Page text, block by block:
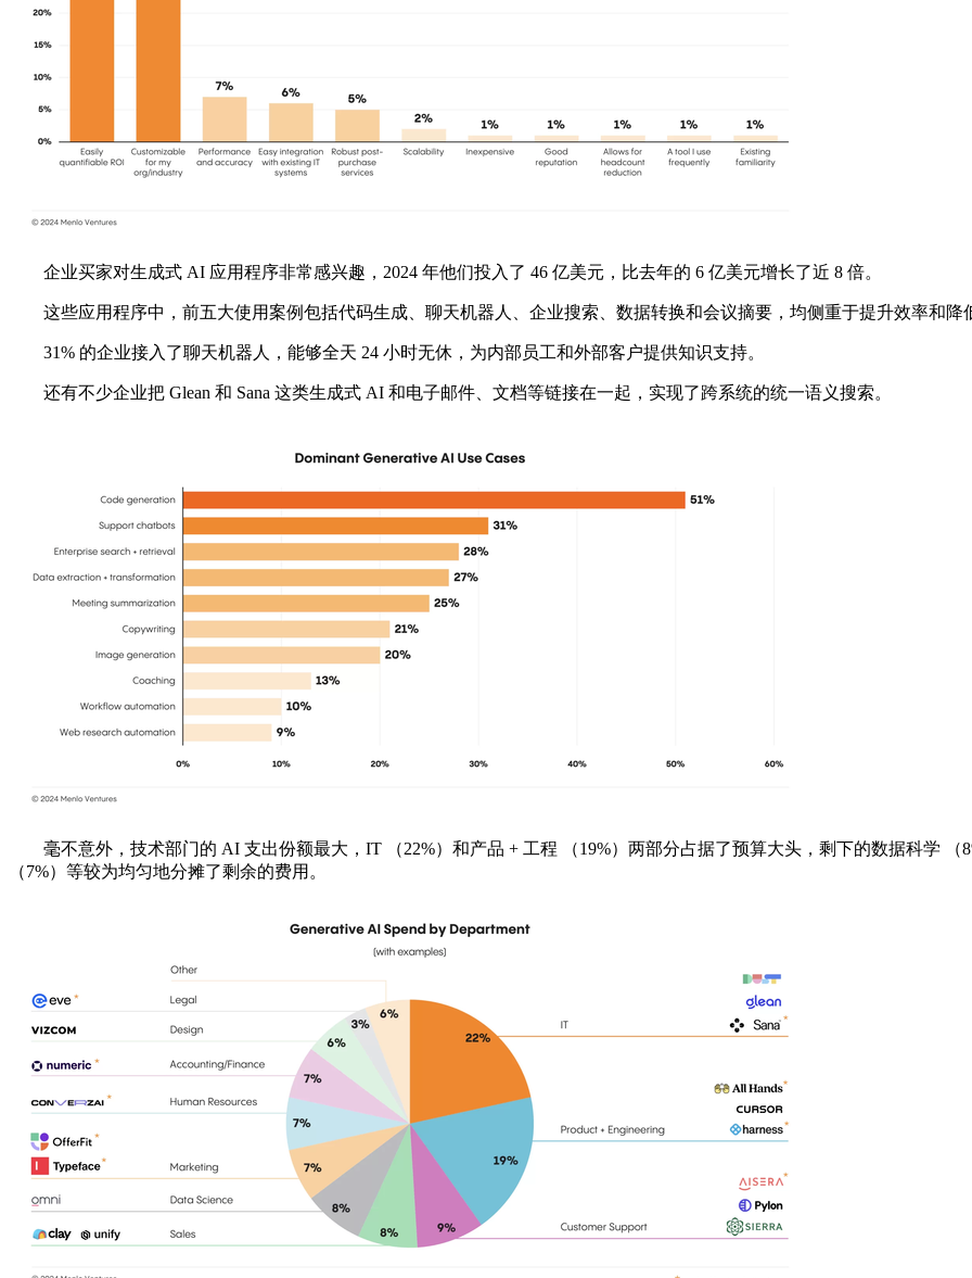
企业买家对生成式 AI 应用程序非常感兴趣，2024 年他们投入了 46 亿美元，比去年的 6 亿美元增长了近 8 倍。
这些应用程序中，前五大使用案例包括代码生成、聊天机器人、企业搜索、数据转换和会议摘要，均侧重于提升效率和降
31% 的企业接入了聊天机器人，能够全天 24 小时无休，为内部员工和外部客户提供知识支持。
还有不少企业把 Glean 和 Sana 这类生成式 AI 和电子邮件、文档等链接在一起，实现了跨系统的统一语义搜索。
毫不意外，技术部门的 AI 支出份额最大，IT （22%）和产品 + 工程 （19%）两部分占据了预算大头，剩下的数据科学 （
（7%）等较为均匀地分摊了剩余的费用。